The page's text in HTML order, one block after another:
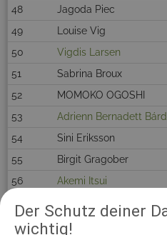
Der Schutz deiner
wichtig!
48
Jagoda Piec
49
Louise Vig
50
Vigdis Larsen
51
Sabrina Broux
52
MOMOKO OGOSHI
53
Adrienn Bernadett
54
Sini Eriksson
55
Birgit Gragober
56
Akemi Itsui